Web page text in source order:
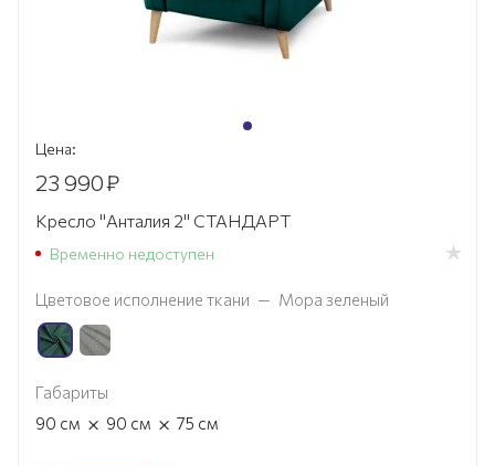
Цена:
23 990₽
Кресло "Анталия 2" СТАНДАРТ
Временно недоступен
Цветовое исполнение ткани — Мора зеленый
Габариты
90 см × 90 см × 75 см